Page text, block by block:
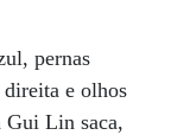
pernas
direita e olhos
Gui Lin saca,